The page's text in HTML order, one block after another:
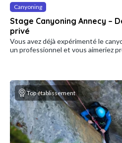
Canyoning
Stage Canyoning Annecy –
privé
Vous avez déjà expérimenté le
un professionnel et vous aimeriez
Top établissement